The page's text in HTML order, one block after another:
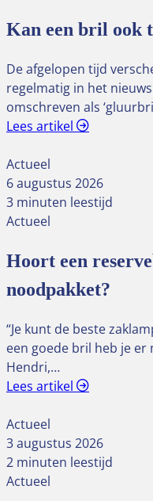
Kan een bril ook
De afgelopen tijd
regelmatig in het
omschreven als
Lees artikel
Actueel
6 augustus 2026
3 minuten leestijd
Actueel
Hoort een
noodpakket?
“Je kunt de beste
een goede bril heb je er
Hendri,…
Lees artikel
Actueel
3 augustus 2026
2 minuten leestijd
Actueel